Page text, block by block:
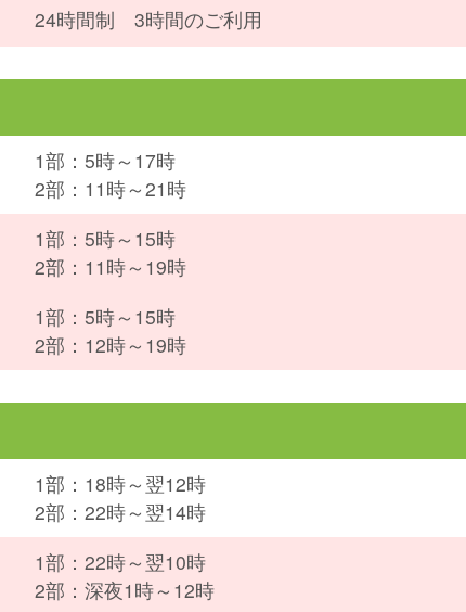
24時間制 3時間のご利用
1部：5時～17時
2部：11時～21時
1部：5時～15時
2部：11時～19時
1部：5時～15時
2部：12時～19時
1部：18時～翌12時
2部：22時～翌14時
1部：22時～翌10時
2部：深夜1時～12時